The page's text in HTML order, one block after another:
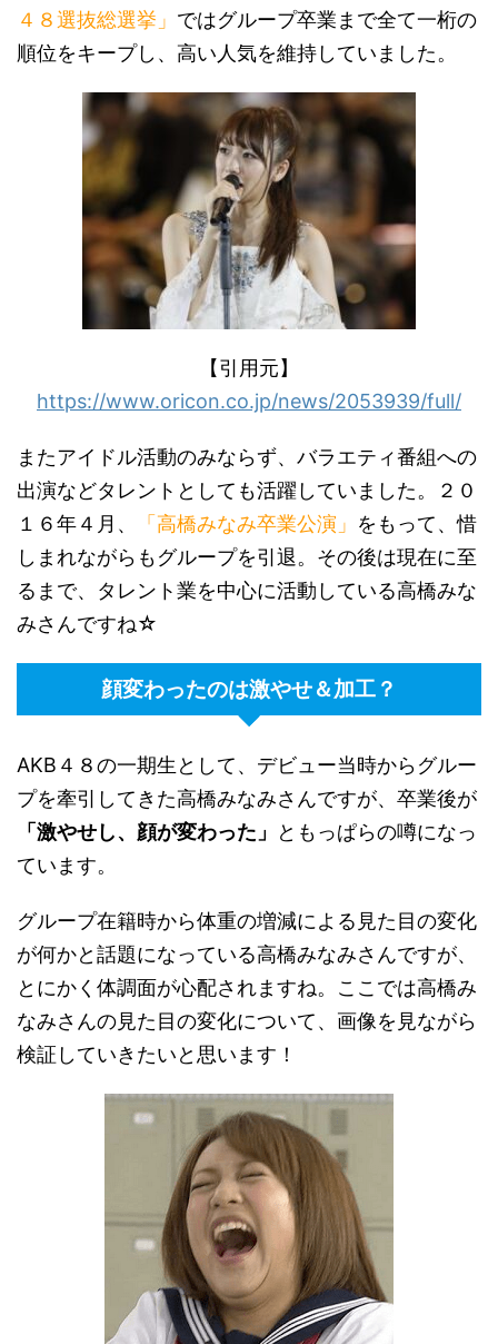
４８選抜総選挙」 ではグループ卒業まで全て一桁の
順位をキープし、高い人気を維持していました。
【引用元】
https://www.oricon.co.jp/news/2053939/full/
またアイドル活動のみならず、バラエティ番組への
出演などタレントとしても活躍していました。２０
１６年４月、
「高橋みなみ卒業公演」 をもって、惜
しまれながらもグループを引退。その後は現在に至
るまで、タレント業を中心に活動している高橋みな
みさんですね☆
顔変わったのは激やせ＆加工？
AKB４８の一期生として、デビュー当時からグルー
プを牽引してきた高橋みなみさんですが、卒業後が
「激やせし、顔が変わった」
ともっぱらの噂になっ
ています。
グループ在籍時から体重の増減による見た目の変化
が何かと話題になっている高橋みなみさんですが、
とにかく体調面が心配されますね。ここでは高橋み
なみさんの見た目の変化について、画像を見ながら
検証していきたいと思います！